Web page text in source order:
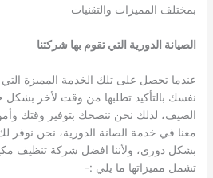
بمختلف المميزات والتقنيات
الصيانة الدورية التي تقوم بها شركتنا
عندما تحصل على تلك الخدمة المميزة
نفسك بالتأكيد تطلبها من وقت لأخر
الصيف، لذلك نحن ننصحك بتوفير وقتك
معنا في خدمة الصانة الدورية، نحن نوفر
بشكل دوري، ولأننا افضل شركة تنظيف
تشمل مميزاتها ما يلي :-